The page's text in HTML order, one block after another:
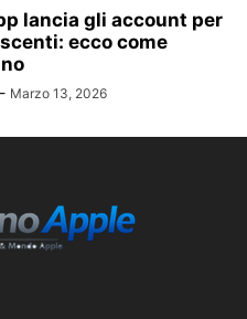
lancia gli account per
ecco come
- Marzo 13, 2026